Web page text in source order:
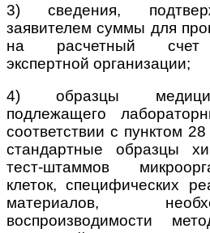
3) сведения,
заявителем суммы для
на расчетный счет
экспертной организации;
4) образцы
подлежащего
соответствии с пунктом
стандартные образцы
тест-штаммов
клеток, специфических
материалов,
воспроизводимости